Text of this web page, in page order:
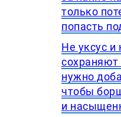
только
попасть
Не уксус и
сохраняют
нужно
чтобы
и